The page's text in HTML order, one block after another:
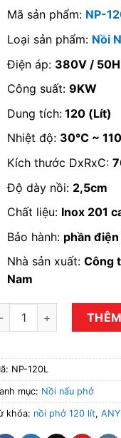
Mã sản phẩm: NP-
Loại sản phẩm: Nồi
Điện áp: 380V /
Công suất:9KW
Dung tích: 120 (Lít)
Nhiệt độ: 30℃ ~
Kích thước DxRxC:
Độ dày nồi: 2,5cm
Chất liệu: Inox 201
Bảo hành: phần
Nhà sản xuất:Công
Nam
nấu phở 120 lít
NP-120L
mục: Nồi nấu phở
khóa: nồi phở 120 lít,